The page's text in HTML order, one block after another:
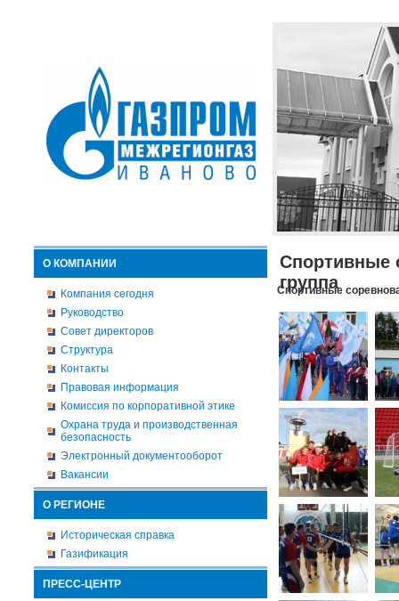
О КОМПАНИИ
Компания сегодня
Руководство
Совет директоров
Структура
Контакты
Правовая информация
Комиссия по корпоративной этике
Охрана труда и производственная
безопасность
Электронный документооборот
Вакансии
О РЕГИОНЕ
Историческая справка
Газификация
ПРЕСС-ЦЕНТР
Спортивные
группа
Спортивные